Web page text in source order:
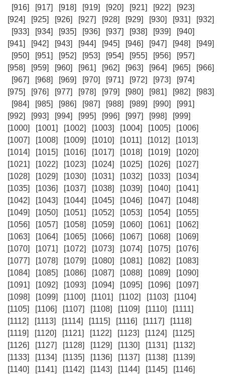
[916] [917] [918] [919] [920] [921] [922]
[923]
[924]
[925] [926] [927] [928] [929] [930] [931]
[932]
[933]
[934] [935] [936] [937] [938] [939]
[940]
[941]
[942] [943] [944] [945] [946] [947] [948]
[949]
[950]
[951] [952] [953] [954] [955] [956]
[957]
[958]
[959] [960] [961] [962] [963] [964] [965]
[966]
[967]
[968] [969] [970] [971] [972] [973]
[974]
[975]
[976] [977] [978] [979] [980] [981] [982]
[983]
[984]
[985] [986] [987] [988] [989] [990]
[991]
[992]
[993] [994] [995] [996] [997] [998]
[999]
[1000]
[1001] [1002] [1003] [1004] [1005]
[1006]
[1007]
[1008] [1009] [1010] [1011] [1012]
[1013]
[1014]
[1015] [1016] [1017] [1018] [1019]
[1020]
[1021]
[1022] [1023] [1024] [1025] [1026]
[1027]
[1028]
[1029] [1030] [1031] [1032] [1033]
[1034]
[1035]
[1036] [1037] [1038] [1039] [1040]
[1041]
[1042]
[1043] [1044] [1045] [1046] [1047]
[1048]
[1049]
[1050] [1051] [1052] [1053] [1054]
[1055]
[1056]
[1057] [1058] [1059] [1060] [1061]
[1062]
[1063]
[1064] [1065] [1066] [1067] [1068]
[1069]
[1070]
[1071] [1072] [1073] [1074] [1075]
[1076]
[1077]
[1078] [1079] [1080] [1081] [1082]
[1083]
[1084]
[1085] [1086] [1087] [1088] [1089]
[1090]
[1091]
[1092] [1093] [1094] [1095] [1096]
[1097]
[1098]
[1099] [1100] [1101] [1102] [1103]
[1104]
[1105]
[1106] [1107] [1108] [1109] [1110]
[1111]
[1112]
[1113] [1114] [1115] [1116] [1117]
[1118]
[1119]
[1120] [1121] [1122] [1123] [1124]
[1125]
[1126]
[1127] [1128] [1129] [1130] [1131]
[1132]
[1133]
[1134] [1135] [1136] [1137] [1138]
[1139]
[1140]
[1141] [1142] [1143] [1144] [1145]
[1146]